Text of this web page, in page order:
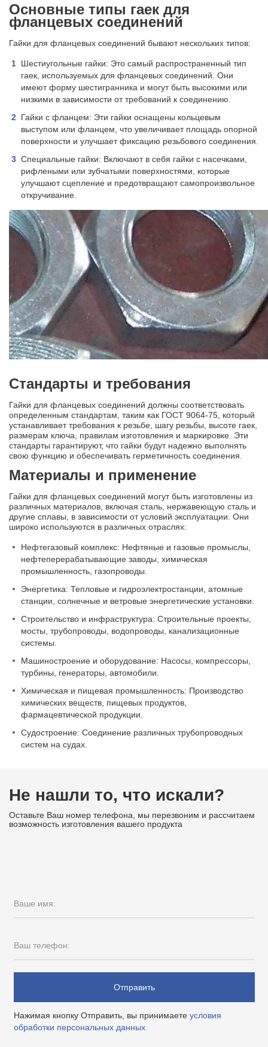
Основные типы гаек для
фланцевых соединений
Гайки для фланцевых соединений бывают нескольких типов:
Шестиугольные гайки: Это самый распространенный тип
гаек, используемых для фланцевых соединений. Они
имеют форму шестигранника и могут быть высокими или
низкими в зависимости от требований к соединению.
Гайки с фланцем: Эти гайки оснащены кольцевым
выступом или фланцем, что увеличивает площадь опорной
поверхности и улучшает фиксацию резьбового соединения.
Специальные гайки: Включают в себя гайки с насечками,
рифлеными или зубчатыми поверхностями, которые
улучшают сцепление и предотвращают самопроизвольное
откручивание.
Стандарты и требования
Гайки для фланцевых соединений должны соответствовать
определенным стандартам, таким как ГОСТ 9064-75, который
устанавливает требования к резьбе, шагу резьбы, высоте гаек,
размерам ключа, правилам изготовления и маркировке. Эти
стандарты гарантируют, что гайки будут надежно выполнять
свою функцию и обеспечивать герметичность соединения.
Материалы и применение
Гайки для фланцевых соединений могут быть изготовлены из
различных материалов, включая сталь, нержавеющую сталь и
другие сплавы, в зависимости от условий эксплуатации. Они
широко используются в различных отраслях:
Нефтегазовый комплекс: Нефтяные и газовые промыслы,
нефтеперерабатывающие заводы, химическая
промышленность, газопроводы.
Энергетика: Тепловые и гидроэлектростанции, атомные
станции, солнечные и ветровые энергетические установки.
Строительство и инфраструктура: Строительные проекты,
мосты, трубопроводы, водопроводы, канализационные
системы.
Машиностроение и оборудование: Насосы, компрессоры,
турбины, генераторы, автомобили.
Химическая и пищевая промышленность: Производство
химических веществ, пищевых продуктов,
фармацевтической продукции.
Судостроение: Соединение различных трубопроводных
систем на судах.
Не нашли то, что искали?
Оставьте Ваш номер телефона, мы перезвоним и рассчитаем
возможность изготовления вашего продукта
Ваше имя:
Ваш телефон:
Отправить
Нажимая кнопку Отправить, вы принимаете условия
обработки персональных данных